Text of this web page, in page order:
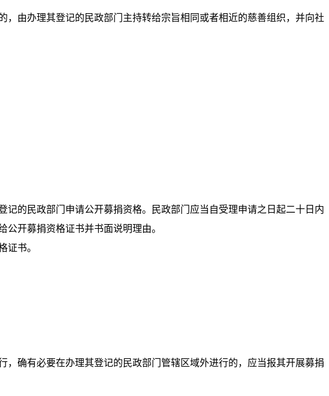
由办理其登记的民政部门主持转给宗旨相同或者相近的慈善组织，并向社
的民政部门申请公开募捐资格。民政部门应当自受理申请之日起二十日内
开募捐资格证书并书面说明理由。
证书。
确有必要在办理其登记的民政部门管辖区域外进行的，应当报其开展募捐